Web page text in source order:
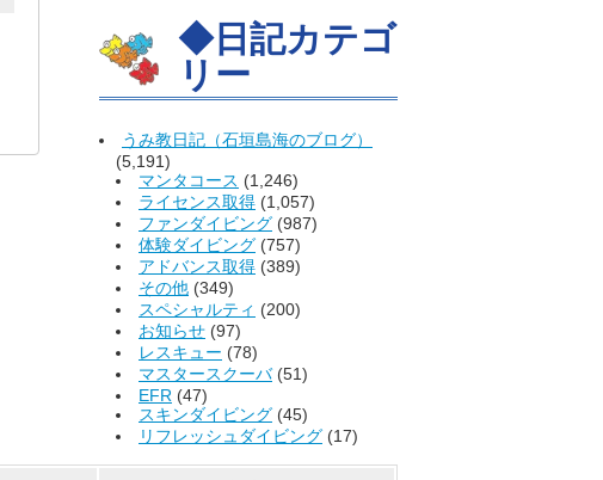
◆日記カテゴ
リー
うみ教日記（石垣島海のブログ）
(5,191)
マンタコース (1,246)
ライセンス取得 (1,057)
ファンダイビング (987)
体験ダイビング (757)
アドバンス取得 (389)
その他 (349)
スペシャルティ (200)
お知らせ (97)
レスキュー (78)
マスタースクーバ(51)
EFR (47)
スキンダイビング (45)
リフレッシュダイビング (17)